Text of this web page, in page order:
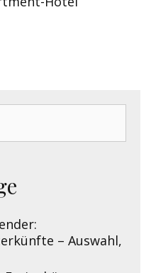
– Auswahl,